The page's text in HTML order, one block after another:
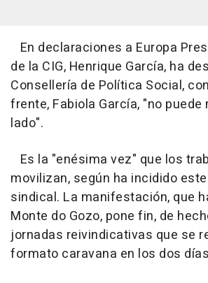
En declaraciones a Europa
de la CIG, Henrique García, ha
Consellería de Política Social,
frente, Fabiola García, "no
lado".
Es la "enésima vez" que los
movilizan, según ha incidido
sindical. La manifestación, que
Monte do Gozo, pone fin, de
jornadas reivindicativas que se
formato caravana en los dos